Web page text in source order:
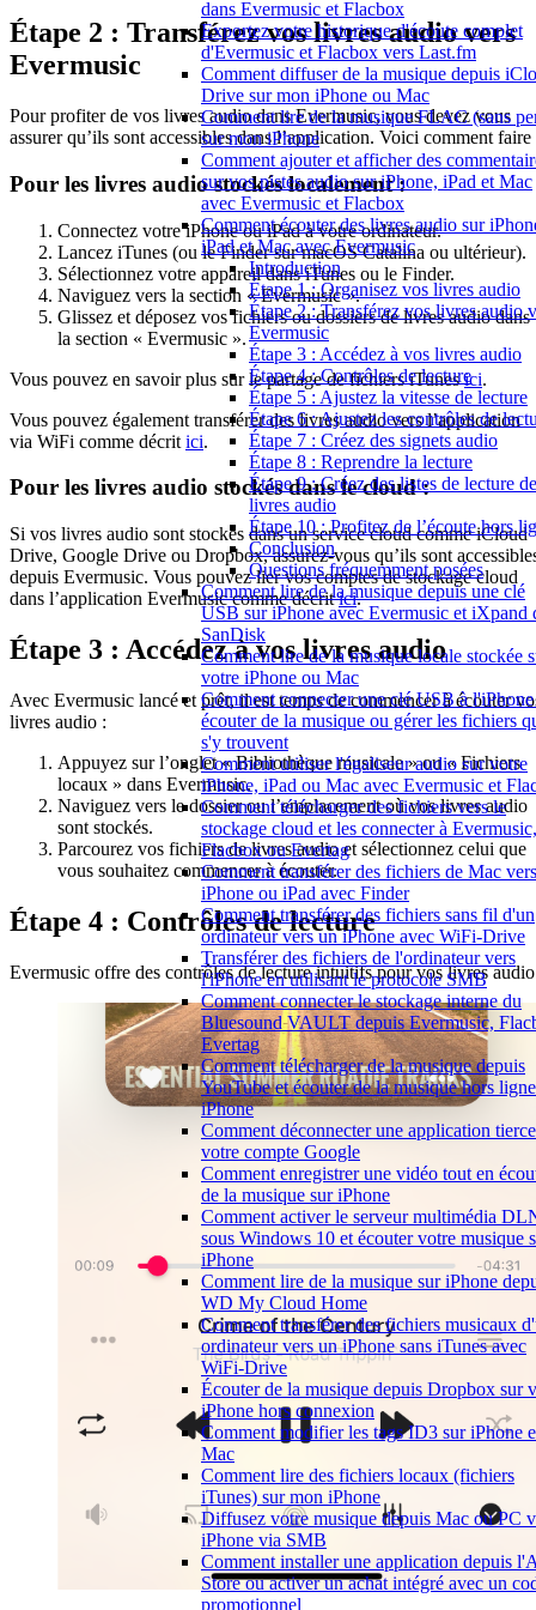
dans Evermusic et Flacbox
Exportez votre historique d'écoute complet
d'Evermusic et Flacbox vers Last.fm
Comment diffuser de la musique depuis
Drive sur mon iPhone ou Mac
Comment lire de la musique FLAC (sans
sur mon iPhone
Comment ajouter et afficher des
sur vos pistes audio sur iPhone, iPad et Mac
avec Evermusic et Flacbox
Comment écouter des livres audio sur
iPad et Mac avec Evermusic
Introduction
Étape 1 : Organisez vos livres audio
Étape 2 : Transférez vos livres audio
Evermusic
Étape 3 : Accédez à vos livres audio
Étape 4 : Contrôles de lecture
Étape 5 : Ajustez la vitesse de lecture
Étape 6 : Ajustez les contrôles de
Étape 7 : Créez des signets audio
Étape 8 : Reprendre la lecture
Étape 9 : Créez des listes de lecture de
livres audio
Étape 10 : Profitez de l’écoute hors
Conclusion
Questions fréquemment posées
Comment lire de la musique depuis une clé
USB sur iPhone avec Evermusic et iXpand
SanDisk
Comment lire de la musique locale stockée
votre iPhone ou Mac
Comment connecter une clé USB à l'iPhone
écouter de la musique ou gérer les fichiers
s'y trouvent
Comment utiliser l'égaliseur audio sur votre
iPhone, iPad ou Mac avec Evermusic et
Comment télécharger des fichiers vers le
stockage cloud et les connecter à Evermusic,
Flacbox ou Evertag
Comment transférer des fichiers de Mac vers
iPhone ou iPad avec Finder
Comment transférer des fichiers sans fil d'un
ordinateur vers un iPhone avec WiFi-Drive
Transférer des fichiers de l'ordinateur vers
l'iPhone en utilisant le protocole SMB
Comment connecter le stockage interne du
Bluesound VAULT depuis Evermusic,
Evertag
Comment télécharger de la musique depuis
YouTube et écouter de la musique hors
iPhone
Comment déconnecter une application
votre compte Google
Comment enregistrer une vidéo tout en
de la musique sur iPhone
Comment activer le serveur multimédia
sous Windows 10 et écouter votre musique
iPhone
Comment lire de la musique sur iPhone
WD My Cloud Home
Comment transférer des fichiers musicaux
ordinateur vers un iPhone sans iTunes avec
WiFi-Drive
Écouter de la musique depuis Dropbox sur
iPhone hors connexion
Comment modifier les tags ID3 sur iPhone
Mac
Comment lire des fichiers locaux (fichiers
iTunes) sur mon iPhone
Diffusez votre musique depuis Mac ou PC
iPhone via SMB
Comment installer une application depuis
Store ou activer un achat intégré avec un
promotionnel
Étape 2 : Transférez vos livres audio vers
Evermusic
Pour profiter de vos livres audio dans Evermusic, vous devez vous
assurer qu’ils sont accessibles dans l’application. Voici comment faire
Pour les livres audio stockés localement :
Connectez votre iPhone ou iPad à votre ordinateur.
Lancez iTunes (ou le Finder sur macOS Catalina ou ultérieur).
Sélectionnez votre appareil dans iTunes ou le Finder.
Naviguez vers la section « Evermusic ».
Glissez et déposez vos fichiers ou dossiers de livres audio dans
la section « Evermusic ».
Vous pouvez en savoir plus sur le partage de fichiers iTunesici.
Vous pouvez également transférer des livres audio vers l’application
via WiFi comme décrit ici.
Pour les livres audio stockés dans le cloud :
Si vos livres audio sont stockés dans un service cloud comme iCloud
Drive, Google Drive ou Dropbox, assurez-vous qu’ils sont
depuis Evermusic. Vous pouvez lier vos comptes de stockage cloud
dans l’application Evermusic comme décritici.
Étape 3 : Accédez à vos livres audio
Avec Evermusic lancé et prêt, il est temps de commencer à écouter
livres audio :
Appuyez sur l’onglet « Bibliothèque musicale » ou « Fichiers
locaux » dans Evermusic.
Naviguez vers le dossier ou l’emplacement où vos livres audio
sont stockés.
Parcourez vos fichiers de livres audio et sélectionnez celui que
vous souhaitez commencer à écouter.
Étape 4 : Contrôles de lecture
Evermusic offre des contrôles de lecture intuitifs pour vos livres